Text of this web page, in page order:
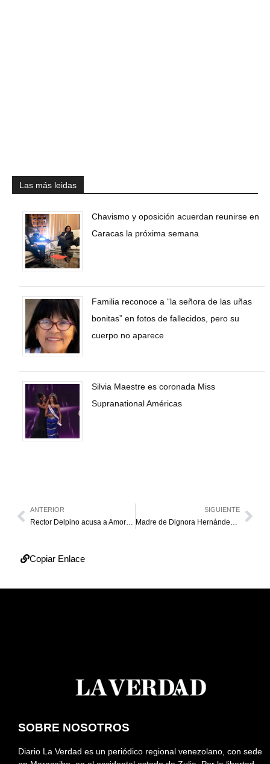
Las más leidas
Chavismo y oposición acuerdan reunirse en
Caracas la próxima semana
Familia reconoce a “la señora de las uñas
bonitas” en fotos de fallecidos, pero su
cuerpo no aparece
Silvia Maestre es coronada Miss
Supranational Américas
ANTERIOR
Rector Delpino acusa a Amoroso de tomar decisiones en el CNE sin convocar sesiones
SIGUIENTE
Madre de Dignora Hernández pide atención médica para su hija
Copiar Enlace
SOBRE NOSOTROS
Diario La Verdad es un periódico regional venezolano, con sede